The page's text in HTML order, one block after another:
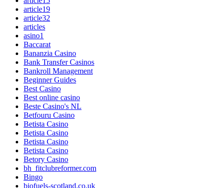
article19
article32
articles
asino1
Baccarat
Bananzia Casino
Bank Transfer Casinos
Bankroll Management
Beginner Guides
Best Casino
Best online casino
Beste Casino's NL
Betfouru Casino
Betista Casino
Betista Casino
Betista Casino
Betista Casino
Betory Casino
bh_fitclubreformer.com
Bingo
biofuels-scotland.co.uk